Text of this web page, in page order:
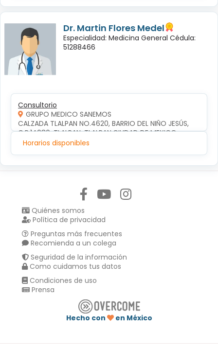
Dr. Martin Flores Medel
Especialidad: Medicina General Cédula:
51288466
Consultorio
GRUPO MEDICO SANEMOS
CALZADA TLALPAN NO.4620, BARRIO DEL NIÑO JESÚS,
C.P.14080, TLALPAN, TLALPAN,CIUDAD DE MEXICO
Horarios disponibles
Quiénes somos
Política de privacidad
Preguntas más frecuentes
Recomienda a un colega
Seguridad de la información
Como cuidamos tus datos
Condiciones de uso
Prensa
Hecho con
en México